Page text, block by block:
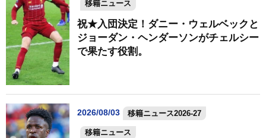
移籍ニュース
祝★入団決定！ダニー・ウェルベックと
ジョーダン・ヘンダーソンがチェルシー
で果たす役割。
2026/08/03 移籍ニュース2026-27
移籍ニュース